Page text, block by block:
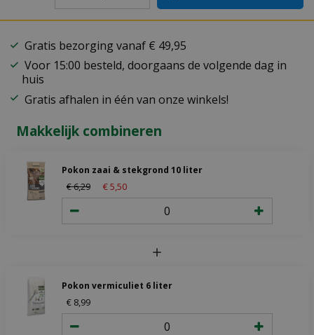
Gratis bezorging vanaf € 49,95
Voor 15:00 besteld, doorgaans de volgende dag in
huis
Gratis afhalen in één van onze winkels!
Makkelijk combineren
Pokon zaai & stekgrond 10 liter
€6,29 €5 50
Pokon vermiculiet 6 liter
€ 8 99